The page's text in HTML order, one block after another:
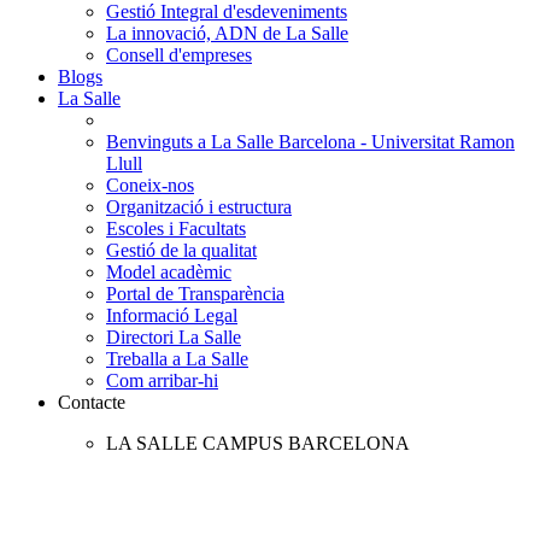
Gestió Integral d'esdeveniments
La innovació, ADN de La Salle
Consell d'empreses
Blogs
La Salle
Benvinguts a La Salle Barcelona - Universitat Ramon
Llull
Coneix-nos
Organització i estructura
Escoles i Facultats
Gestió de la qualitat
Model acadèmic
Portal de Transparència
Informació Legal
Directori La Salle
Treballa a La Salle
Com arribar-hi
Contacte
LA SALLE CAMPUS BARCELONA